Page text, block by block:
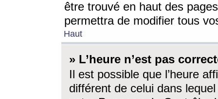
être trouvé en haut des
permettra de modifier tous
Haut
» L’heure n’est pas
Il est possible que l’heure
différent de celui dans